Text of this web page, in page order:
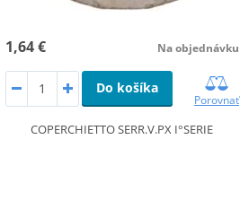
1,64 € Na objednávku
Do košíka
Porovnať
COPERCHIETTO SERR.V.PX I°SERIE